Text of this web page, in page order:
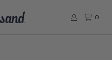
0